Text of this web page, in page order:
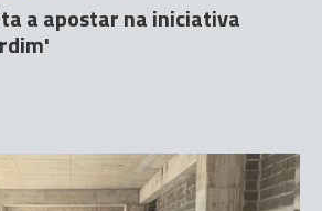
a apostar na iniciativa